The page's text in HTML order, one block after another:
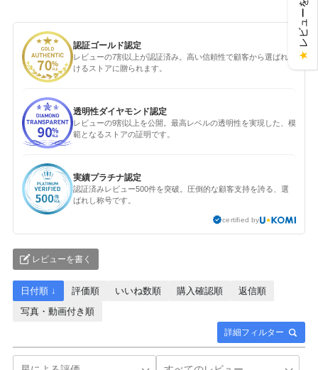
認証ゴールド認定
レビューの7割以上が認証済み。高い信頼性で顧客から選ばれ続
けるストアに贈られます。
透明性ダイヤモンド認定
レビューの9割以上を公開。最高レベルの透明性を実現した、模
範となるストアの証明です。
実績プラチナ認定
認証済みレビュー500件を突破。圧倒的な顧客支持を誇る、選
ばれし称号です。
certified by
レビューを書く
詳細フィルター
日付順 ↓ 評価順 いいね数順 購入確認順
返信順
写真・動画付き順
★